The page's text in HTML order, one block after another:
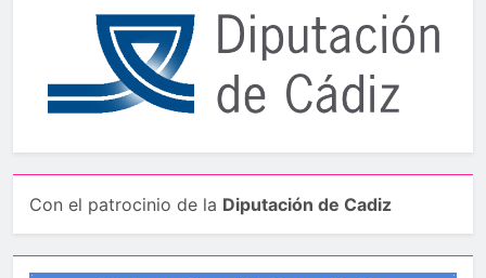
Con el patrocinio de la Diputación de Cadiz